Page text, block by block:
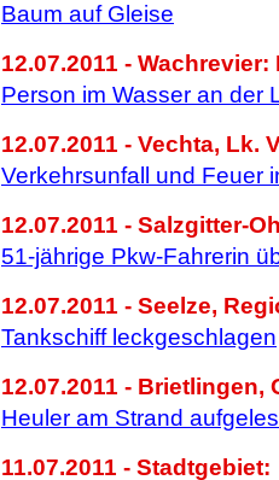
Baum auf Gleise
12.07.2011 -
Person im Wasser an der
12.07.2011 - Vechta, Lk.
Verkehrsunfall und Feuer
12.07.2011 - Salzgitter-
51-jährige Pkw-Fahrerin
12.07.2011 - Seelze,
Tankschiff leckgeschlagen
12.07.2011 -
Heuler am Strand
11.07.2011 - Stadtgebiet: